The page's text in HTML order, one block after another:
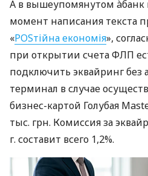
А в вышеупомянутом àбанк
момент написания текста
«POSтійна економія»,
при открытии счета ФЛП
подключить эквайринг без
терминал в случае
бизнес-картой Голубая
тыс. грн. Комиссия за
г. составит всего 1,2%.